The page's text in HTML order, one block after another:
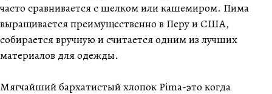
часто сравнивается с шелком или кашемиром. Пима
выращивается преимущественно в Перу и США,
собирается вручную и считается одним из лучших
материалов для одежды.
Мягчайший бархатистый хлопок Pima-это когда